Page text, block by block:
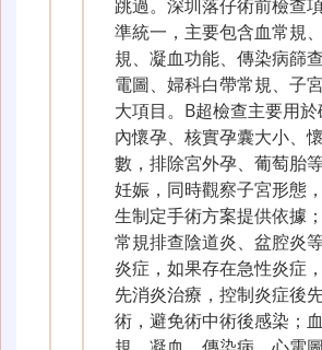
跳過。深圳落仔術前檢查
準統一，主要包含血常規
規、凝血功能、傳染病篩
電圖、婦科白帶常規、子
大項目。B超檢查主要用
內懷孕、核實孕囊大小、
數，排除宮外孕、葡萄胎
妊娠，同時觀察子宮形態
生制定手術方案提供依據
常規排查陰道炎、盆腔炎
炎症，如果存在急性炎症
先消炎治療，控制炎症後
術，避免術中術後感染；